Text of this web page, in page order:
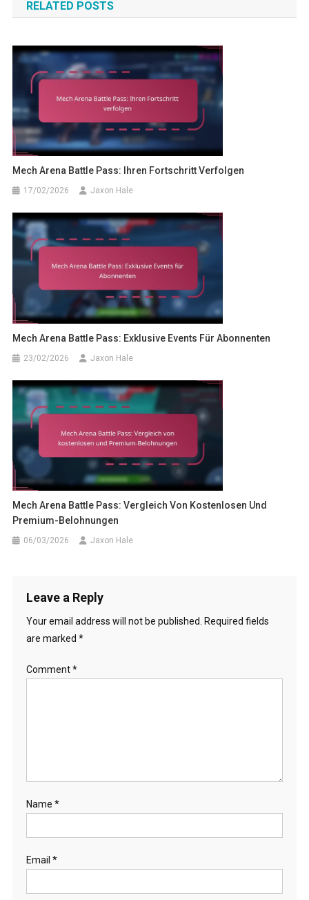
RELATED POSTS
Mech Arena Battle Pass: Ihren Fortschritt Verfolgen
17/02/2026 Jaxon Hale
Mech Arena Battle Pass: Exklusive Events Für Abonnenten
23/02/2026 Jaxon Hale
Mech Arena Battle Pass: Vergleich Von Kostenlosen Und
Premium-Belohnungen
06/03/2026 Jaxon Hale
Leave a Reply
Your email address will not be published. Required fields
are marked *
Comment*
Name *
Email *